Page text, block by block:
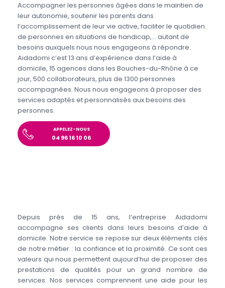
Accompagner les personnes âgées dans le maintien de
leur autonomie, soutenir les parents dans
l’accomplissement de leur vie active, faciliter le quotidien
de personnes en situations de handicap,… autant de
besoins auxquels nous nous engageons à répondre.
Aidadomi c’est 13 ans d’expérience dans l’aide à
domicile, 15 agences dans les Bouches-du-Rhône à ce
jour, 500 collaborateurs, plus de 1300 personnes
accompagnées. Nous nous engageons à proposer des
services adaptés et personnalisés aux besoins des
personnes.
APPELEZ-NOUS
04 96 16 10 06
Depuis près de 15 ans, l’entreprise Aidadomi
accompagne ses clients dans leurs besoins d’aide à
domicile. Notre service se repose sur deux éléments clés
de notre métier : la confiance et la proximité. Ce sont ces
valeurs qui nous permettent aujourd’hui de proposer des
prestations de qualités pour un grand nombre de
services. Nos services comprennent une aide pour les